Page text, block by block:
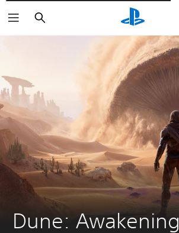
Wyszukaj
Dune: Awakening